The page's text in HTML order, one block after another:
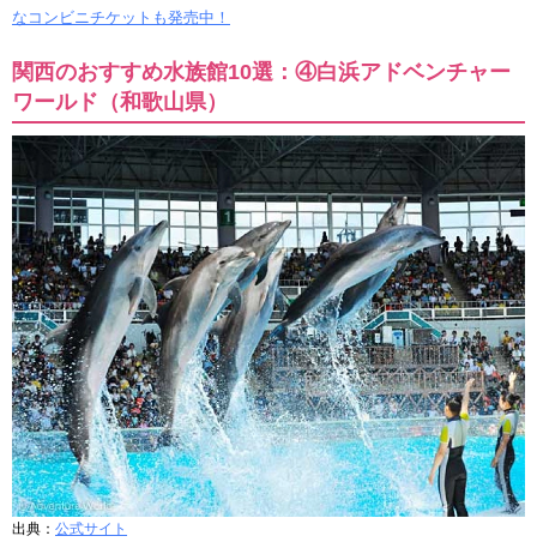
なコンビニチケットも発売中！
関西のおすすめ水族館10選：④白浜アドベンチャー
ワールド（和歌山県）
出典： 公式サイト